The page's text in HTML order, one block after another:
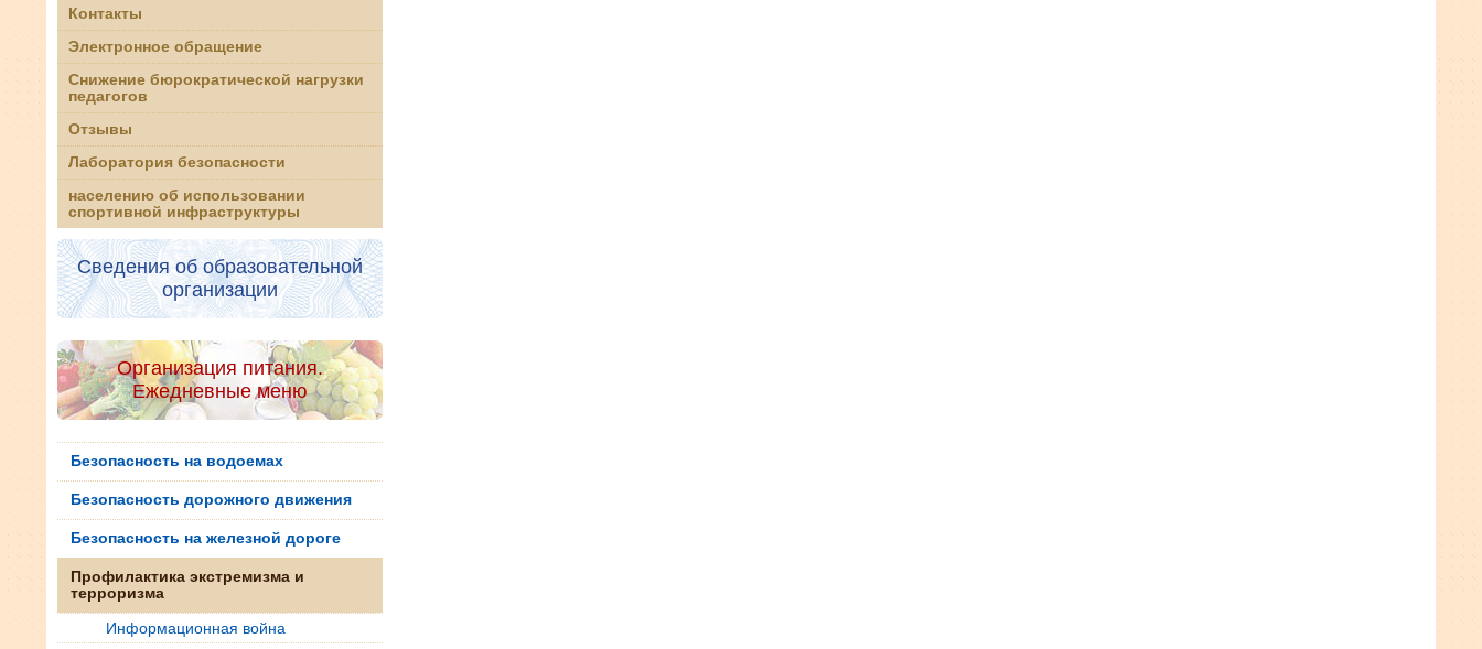
Контакты
Электронное обращение
Снижение бюрократической нагрузки
педагогов
Отзывы
Лаборатория безопасности
населению об использовании
спортивной инфраструктуры
Сведения об образовательной
организации
Организация питания.
Ежедневные меню
Безопасность на водоемах
Безопасность дорожного движения
Безопасность на железной дороге
Профилактика экстремизма и
терроризма
Информационная война